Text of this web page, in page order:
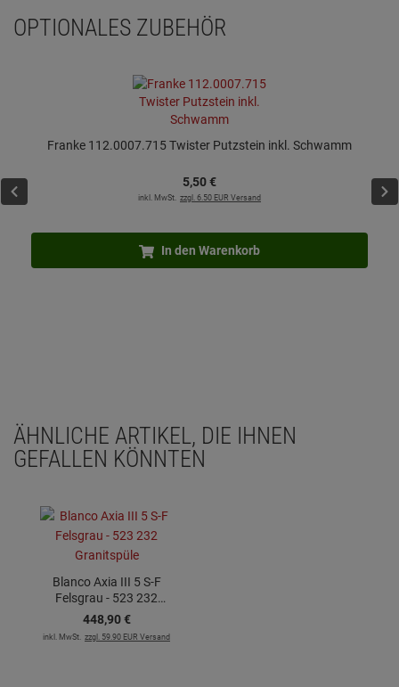
OPTIONALES ZUBEHÖR
Franke 112.0007.715 Twister Putzstein inkl. Schwamm
5,50€
inkl. MwSt. zzgl. 6.50 EUR Versand
In den Warenkorb
ÄHNLICHE ARTIKEL, DIE IHNEN
GEFALLEN KÖNNTEN
Blanco Axia III 5 S-F
Felsgrau - 523 232
Granitspüle
448,90 €
inkl. MwSt. zzgl. 59.90 EUR Versand